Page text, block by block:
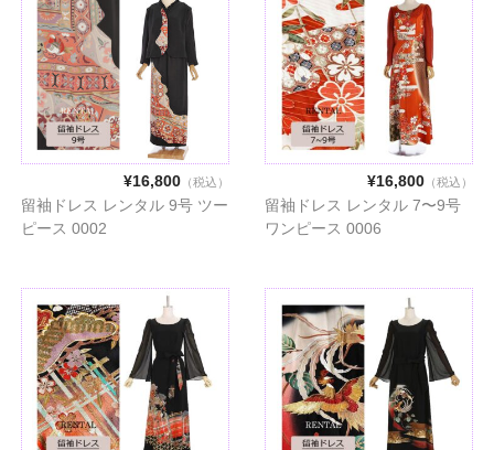
¥16,800（税込）
留袖ドレス レンタル 9号 ツー
ピース 0002
¥16,800 （税込）
留袖ドレス レンタル 7〜9号
ワンピース 0006